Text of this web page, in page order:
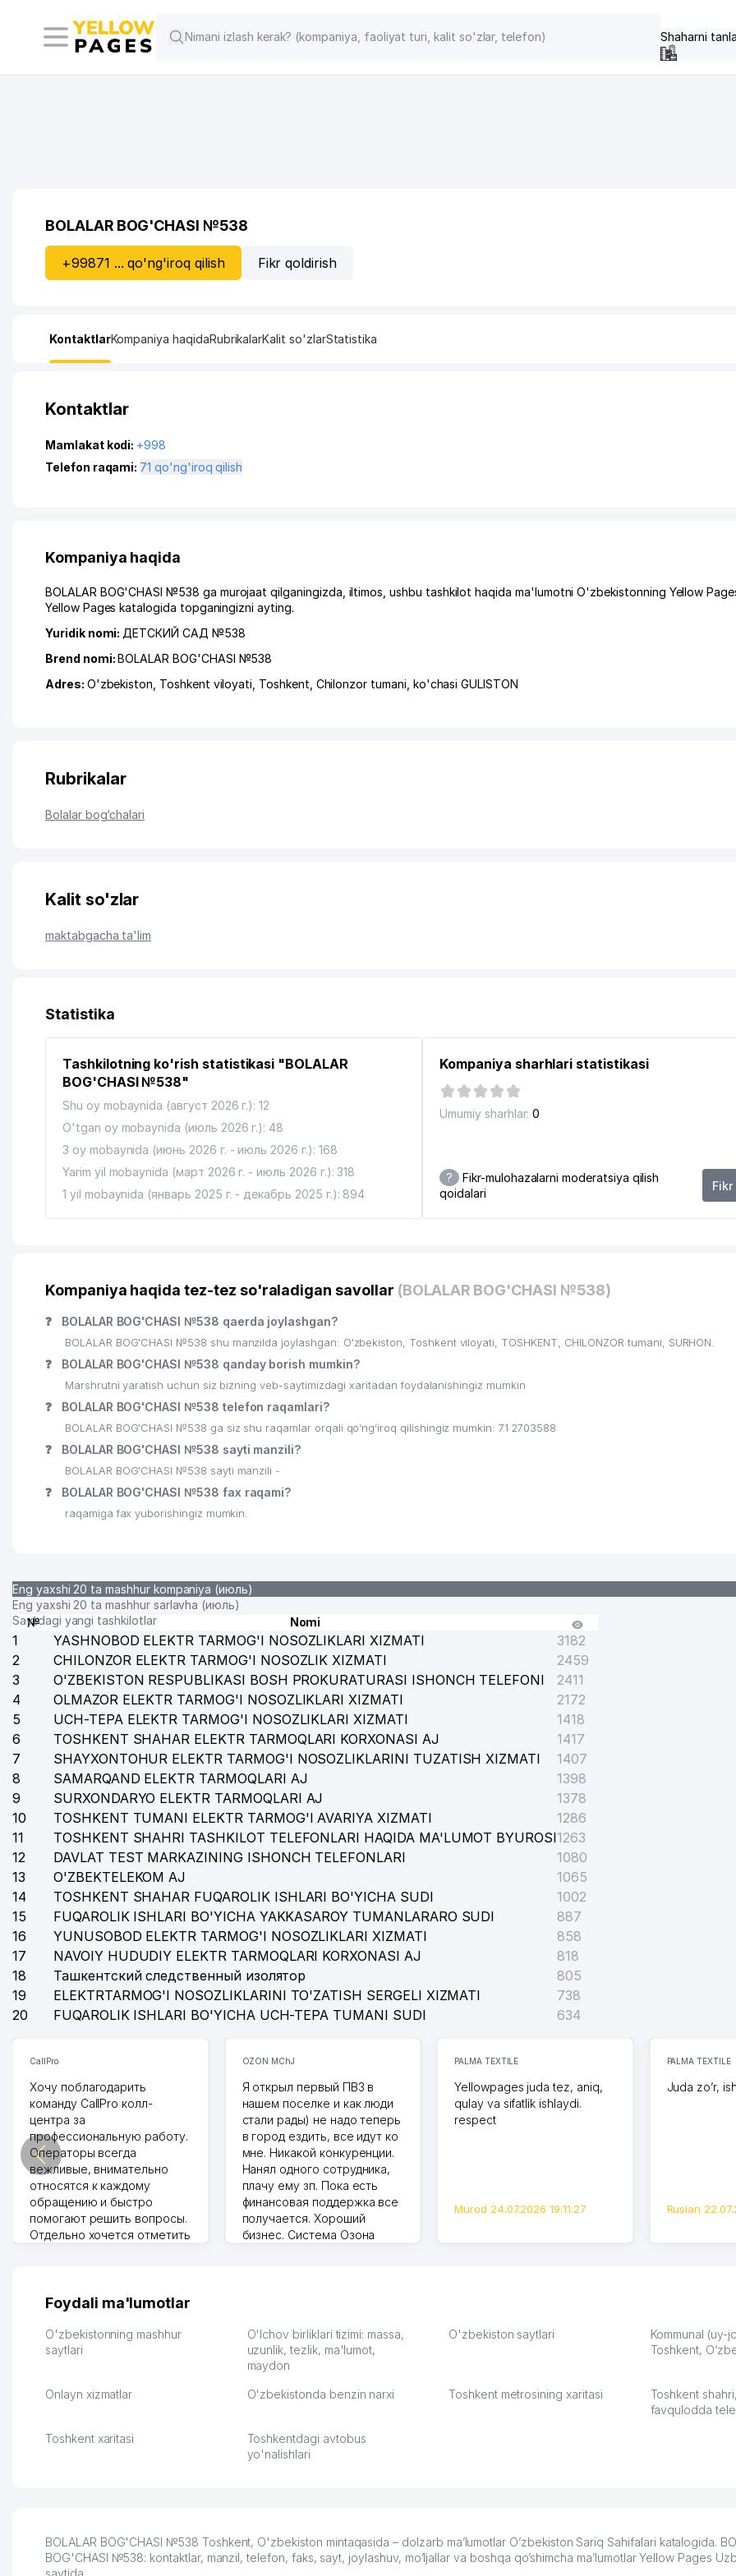
Shaharni
BOLALAR BOG'CHASI №538
+99871 ... qo'ng'iroq qilish Fikr qoldirish
KontaktlarKompaniya haqidaRubrikalarKalit so'zlarStatistika
Kontaktlar
Mamlakat kodi: +998
Telefon raqami:
71 qo'ng'iroq qilish
Kompaniya haqida
BOLALAR BOG'CHASI №538 ga murojaat qilganingizda, iltimos, ushbu tashkilot haqida ma'lumotni O'zbekistonning Yellow
Yellow Pages katalogida topganingizni ayting.
Yuridik nomi: ДЕТСКИЙ САД №538
Brend nomi:BOLALAR BOG'CHASI №538
Adres: O'zbekiston, Toshkent viloyati Toshkent Chilonzor tumani ko'chasi GULISTON
Rubrikalar
Bolalar bog‘chalari
Kalit so'zlar
maktabgacha ta'lim
Statistika
Tashkilotning ko'rish statistikasi "BOLALAR
BOG'CHASI №538"
Shu oy mobaynida (август 2026 г.): 12
O'tgan oy mobaynida (июль 2026 г.): 48
3 oy mobaynida (июнь 2026 г. - июль 2026 г.): 168
Yarim yil mobaynida (март 2026 г. - июль 2026 г.): 318
1 yil mobaynida (январь 2025 г. - декабрь 2025 г.): 894
Kompaniya sharhlari statistikasi
Umumiy sharhlar: 0
?
Fikr-mulohazalarni moderatsiya qilish
qoidalari
Kompaniya haqida tez-tez so'raladigan savollar (BOLALAR BOG'CHASI №538)
❓ BOLALAR BOG'CHASI №538 qaerda joylashgan?
BOLALAR BOG'CHASI №538 shu manzilda joylashgan: O'zbekiston, Toshkent viloyati, TOSHKENT, CHILONZOR tumani, SURHON.
❓ BOLALAR BOG'CHASI №538 qanday borish mumkin?
Marshrutni yaratish uchun siz bizning veb-saytimizdagi xaritadan foydalanishingiz mumkin
❓ BOLALAR BOG'CHASI №538 telefon raqamlari?
BOLALAR BOG'CHASI №538 ga siz shu raqamlar orqali qo’ng’iroq qilishingiz mumkin: 71 2703588
❓ BOLALAR BOG'CHASI №538 sayti manzili?
BOLALAR BOG'CHASI №538 sayti manzili -
❓ BOLALAR BOG'CHASI №538 fax raqami?
raqamiga fax yuborishingiz mumkin.
Eng yaxshi 20 ta mashhur kompaniya (июль)
Eng yaxshi 20 ta mashhur sarlavha (июль)
Saytdagi yangi tashkilotlar
№ Nomi
1 YASHNOBOD ELEKTR TARMOG'I NOSOZLIKLARI XIZMATI
3182
2
CHILONZOR ELEKTR TARMOG'I NOSOZLIK XIZMATI
2459
3
O'ZBEKISTON RESPUBLIKASI BOSH PROKURATURASI ISHONCH TELEFONI
2411
4
OLMAZOR ELEKTR TARMOG'I NOSOZLIKLARI XIZMATI
2172
5
UCH-TEPA ELEKTR TARMOG'I NOSOZLIKLARI XIZMATI
1418
6
TOSHKENT SHAHAR ELEKTR TARMOQLARI KORXONASI AJ
1417
7
SHAYXONTOHUR ELEKTR TARMOG'I NOSOZLIKLARINI TUZATISH XIZMATI
1407
8
SAMARQAND ELEKTR TARMOQLARI AJ
1398
9
SURXONDARYO ELEKTR TARMOQLARI AJ
1378
10
TOSHKENT TUMANI ELEKTR TARMOG'I AVARIYA XIZMATI
1286
11
TOSHKENT SHAHRI TASHKILOT TELEFONLARI HAQIDA MA'LUMOT BYUROSI1263
12
DAVLAT TEST MARKAZINING ISHONCH TELEFONLARI
1080
13
O'ZBEKTELEKOM AJ
1065
14
TOSHKENT SHAHAR FUQAROLIK ISHLARI BO'YICHA SUDI
1002
15
FUQAROLIK ISHLARI BO'YICHA YAKKASAROY TUMANLARARO SUDI
887
16
YUNUSOBOD ELEKTR TARMOG'I NOSOZLIKLARI XIZMATI
858
17
NAVOIY HUDUDIY ELEKTR TARMOQLARI KORXONASI AJ
818
18
Ташкентский следственный изолятор
805
19
ELEKTRTARMOG'I NOSOZLIKLARINI TO'ZATISH SERGELI XIZMATI
738
20
FUQAROLIK ISHLARI BO'YICHA UCH-TEPA TUMANI SUDI 634
CallPro
Хочу поблагодарить
команду CallPro колл-
центра за
профессиональную работу.
Операторы всегда
вежливые, внимательно
относятся к каждому
обращению и быстро
помогают решить вопросы.
Отдельно хочется отметить
их работе значительно
обслуживания клиентов.
Рекомендую этот колл-
Vip Brand 31.07.2026 11:43:39
OZON MChJ
Я открыл первый ПВЗ в
нашем поселке и как люди
стали рады) не надо теперь
в город ездить, все идут ко
мне. Никакой конкуренции.
Нанял одного сотрудника,
плачу ему зп. Пока есть
финансовая поддержка все
получается. Хороший
бизнес. Система Озона
тут у нас уже есть ПВЗ.
Выгодное дело и
спокойное.
PALMA TEXTILE
Yellowpages juda tez, aniq,
qulay va sifatlik ishlaydi.
respect
Murod 24.07.2026 19:11:27
PALMA TEXTILE
Juda zo’r,
Ruslan
Foydali ma'lumotlar
O'zbekistonning mashhur
saytlari
O'lchov birliklari tizimi: massa,
uzunlik, tezlik, ma'lumot,
maydon
O'zbekiston saytlari
Kommunal (uy-
Toshkent,
Onlayn xizmatlar O'zbekistonda benzin narxi Toshkent metrosining xaritasi
Toshkent
favqulodda
Toshkent xaritasi
Toshkentdagi avtobus
yo'nalishlari
BOLALAR BOG'CHASI №538 Toshkent, O'zbekiston mintaqasida – dolzarb ma’lumotlar O’zbekiston Sariq Sahifalari katalogida.
BOG'CHASI №538: kontaktlar, manzil, telefon, faks, sayt, joylashuv, mo’ljallar va boshqa qo’shimcha ma’lumotlar Yellow Pages
saytida.